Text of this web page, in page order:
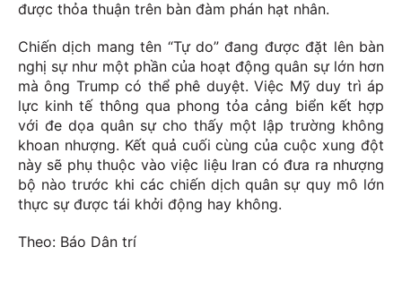
được thỏa thuận trên bàn đàm phán hạt nhân.
Chiến dịch mang tên “Tự do” đang được đặt lên bàn
nghị sự như một phần của hoạt động quân sự lớn hơn
mà ông Trump có thể phê duyệt. Việc Mỹ duy trì áp
lực kinh tế thông qua phong tỏa cảng biển kết hợp
với đe dọa quân sự cho thấy một lập trường không
khoan nhượng. Kết quả cuối cùng của cuộc xung đột
này sẽ phụ thuộc vào việc liệu Iran có đưa ra nhượng
bộ nào trước khi các chiến dịch quân sự quy mô lớn
thực sự được tái khởi động hay không.
Theo: Báo Dân trí